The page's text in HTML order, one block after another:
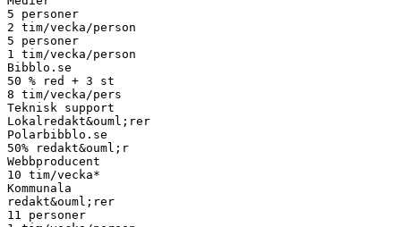
5 personer
2 tim/vecka/person
5 personer
1 tim/vecka/person
Bibblo.se
50 % red + 3 st
8 tim/vecka/pers
Teknisk support
Lokalredakt&ouml;rer
Polarbibblo.se
50% redakt&ouml;r
Webbproducent
10 tim/vecka*
Kommunala
redakt&ouml;rer
11 personer